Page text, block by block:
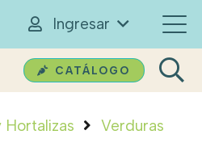
Ingresar
CATÁLOGO
Hortalizas Verduras